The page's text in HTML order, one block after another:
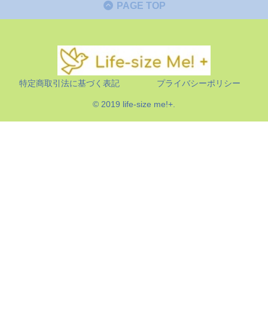
PAGE TOP
特定商取引法に基づく表記 プライバシーポリシー
© 2019 life-size me!+.